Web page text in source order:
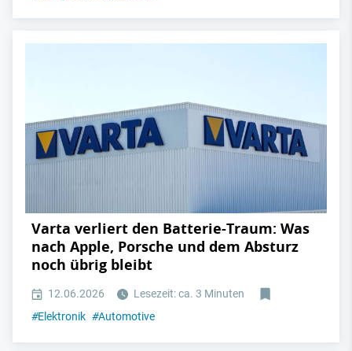
Varta verliert den Batterie-Traum: Was
nach Apple, Porsche und dem Absturz
noch übrig bleibt
12.06.2026
Lesezeit: ca. 3 Minuten
#Elektronik #Automotive